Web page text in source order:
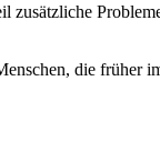
die früher